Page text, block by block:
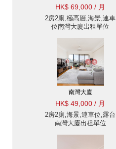
HK$ 69,000 / 月
2房2廁,極高層,海景,連車
位南灣大廈出租單位
南灣大廈
HK$ 49,000 / 月
2房2廁,海景,連車位,露台
南灣大廈出租單位